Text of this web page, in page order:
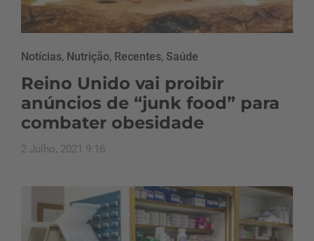
Notícias, Nutrição, Recentes, Saúde
Reino Unido vai proibir
anúncios de “junk food” para
combater obesidade
2 Julho, 2021 9:16